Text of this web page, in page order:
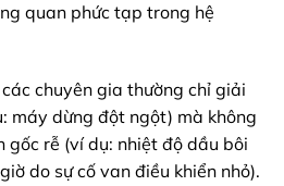
quan phức tạp trong hệ
chuyên gia thường chỉ giải
máy dừng đột ngột) mà không
gốc rễ (ví dụ: nhiệt độ dầu bôi
do sự cố van điều khiển nhỏ).